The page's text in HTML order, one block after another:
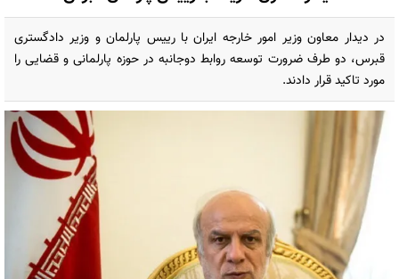
در دیدار معاون وزیر امور خارجه ایران با رییس پارلمان و وزیر دادگستری
قبرس، دو طرف ضرورت توسعه روابط دوجانبه در حوزه پارلمانی و قضایی را
مورد تاکید قرار دادند.